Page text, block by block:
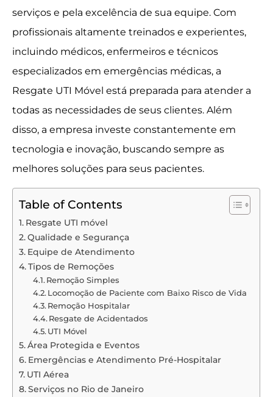
serviços e pela excelência de sua equipe. Com
profissionais altamente treinados e experientes,
incluindo médicos, enfermeiros e técnicos
especializados em emergências médicas, a
Resgate UTI Móvel está preparada para atender a
todas as necessidades de seus clientes. Além
disso, a empresa investe constantemente em
tecnologia e inovação, buscando sempre as
melhores soluções para seus pacientes.
Table of Contents
Resgate UTI móvel
Qualidade e Segurança
Equipe de Atendimento
Tipos de Remoções
Remoção Simples
Locomoção de Paciente com Baixo Risco de Vida
Remoção Hospitalar
Resgate de Acidentados
UTI Móvel
Área Protegida e Eventos
Emergências e Atendimento Pré-Hospitalar
UTI Aérea
Serviços no Rio de Janeiro